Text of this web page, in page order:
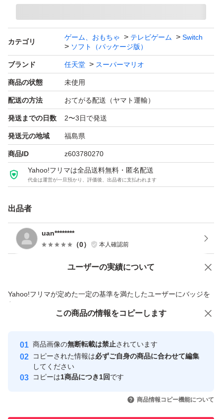
カテゴリ
ゲーム、おもちゃ テレビゲーム
Switch
ソフト（パッケージ版）
ブランド 任天堂 スーパーマリオ
商品の状態 未使用
配送の方法 おてがる配送（ヤマト運輸）
発送までの日数 2〜3日で発送
発送元の地域 福島県
商品ID z603780270
Yahoo!フリマは全品送料無料・匿名配送
代金は運営が一旦預かり、評価後、出品者に支払われます
出品者
uan********
（0） 本人確認前
ユーザーの実績について
Yahoo!フリマが定めた一定の基準を満たしたユーザーにバッジを
付与しています
安心取引出品者
心・安全なユーザーです
取引実績
引を完了させた実績があります
価格の相談 商品への質問
この商品の情報をコピーします
商品画像の無断転載は禁止されています
コピーされた情報は必ずご自身の商品に合わせて編集
してください
コピーは1商品につき1回です
商品情報コピー機能について
この商品をみている人にオススメ